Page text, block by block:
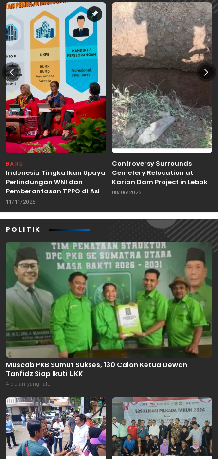
BARU
Indonesia Tingkatkan Upaya
Perlindungan WNI dan
Pemberantasan TPPO di Asia
Tenggara
11/11/2025
Controversy Surrounds
Cemetery Relocation at
Karian Dam Project in Lebak,
Banten
08/06/2025
POLITIK
Muscab PKB Sumut Sukses, 130 Calon Ketua Dewan
Tanfidz Siap Ikuti UKK
4 bulan yang lalu